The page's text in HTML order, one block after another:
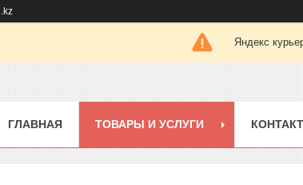
Яндекс
ГЛАВНАЯ ТОВАРЫ И УСЛУГИ